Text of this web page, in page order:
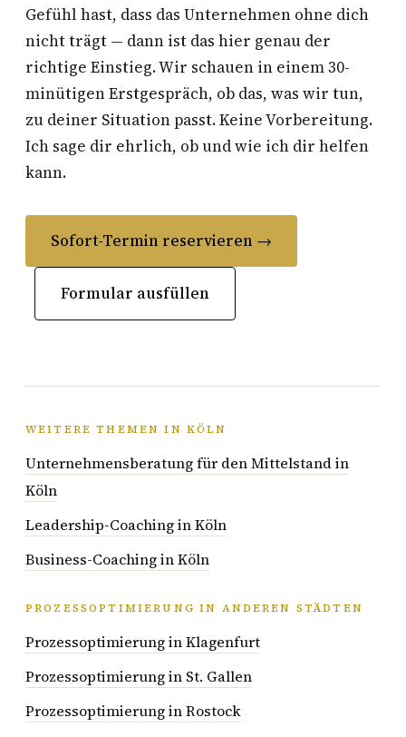
Gefühl hast, dass das Unternehmen ohne dich
nicht trägt — dann ist das hier genau der
richtige Einstieg. Wir schauen in einem 30-
minütigen Erstgespräch, ob das, was wir tun,
zu deiner Situation passt. Keine Vorbereitung.
Ich sage dir ehrlich, ob und wie ich dir helfen
kann.
Sofort-Termin reservieren →
Formular ausfüllen
WEITERE THEMEN IN KÖLN
Unternehmensberatung für den Mittelstand in
Köln
Leadership-Coaching in Köln
Business-Coaching in Köln
PROZESSOPTIMIERUNG IN ANDEREN STÄDTEN
Prozessoptimierung in Klagenfurt
Prozessoptimierung in St. Gallen
Prozessoptimierung in Rostock